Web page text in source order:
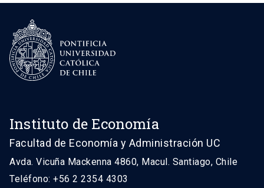
Instituto de Economía
Facultad de Economía y Administración UC
Avda. Vicuña Mackenna 4860, Macul. Santiago, Chile
Teléfono: +56 2 2354 4303